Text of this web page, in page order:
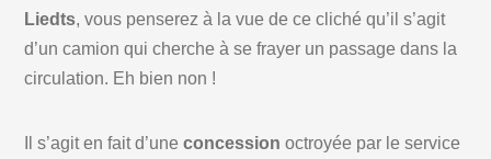
Liedts, vous penserez à la vue de ce cliché qu’il s’agit
d’un camion qui cherche à se frayer un passage dans la
circulation. Eh bien non !
Il s’agit en fait d’uneconcession octroyée par le service